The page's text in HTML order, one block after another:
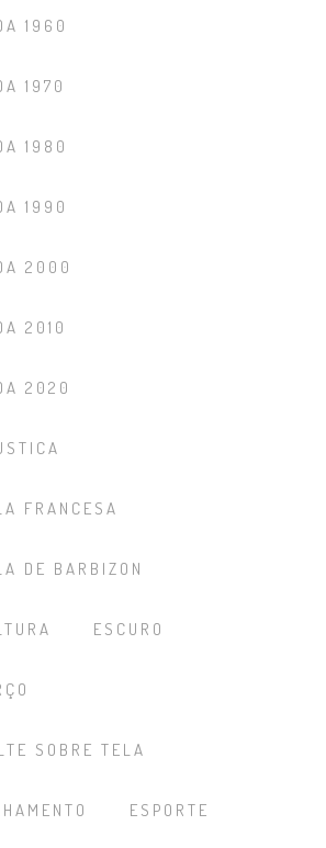
1960
1970
1980
1990
2000
2010
2020
FRANCESA
DE BARBIZON
ESCURO
SOBRE TELA
ESPORTE